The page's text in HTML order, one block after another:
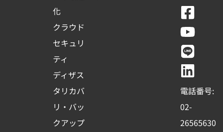
化
クラウド
セキュリ
ティ
ディザス
タリカバ
リ・バッ
クアップ
F
a
c
e
b
o
o
k
Y
o
u
t
u
b
e
L
i
n
e
L
i
n
k
e
d
i
n
電話番号:
02-
26565630